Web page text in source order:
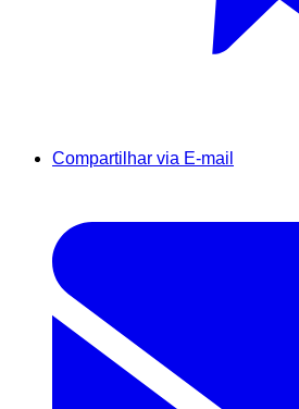
Compartilhar via E-mail